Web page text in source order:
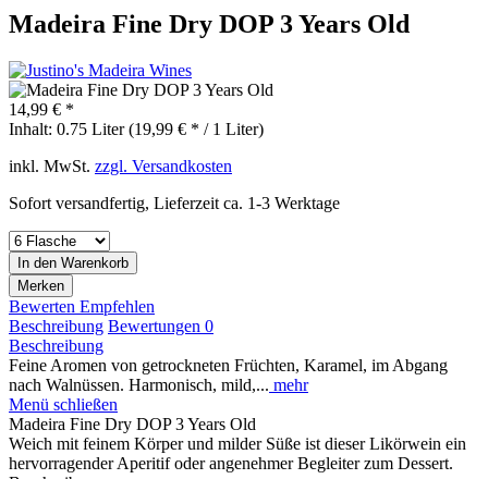
Madeira Fine Dry DOP 3 Years Old
14,99 € *
Inhalt: 0.75 Liter (19,99 € * / 1 Liter)
inkl. MwSt. zzgl. Versandkosten
Sofort versandfertig, Lieferzeit ca. 1-3 Werktage
In den Warenkorb
Merken
Bewerten Empfehlen
Beschreibung Bewertungen 0
Beschreibung
Feine Aromen von getrockneten Früchten, Karamel, im Abgang
nach Walnüssen. Harmonisch, mild,... mehr
Menü schließen
Madeira Fine Dry DOP 3 Years Old
Weich mit feinem Körper und milder Süße ist dieser Likörwein ein
hervorragender Aperitif oder angenehmer Begleiter zum Dessert.